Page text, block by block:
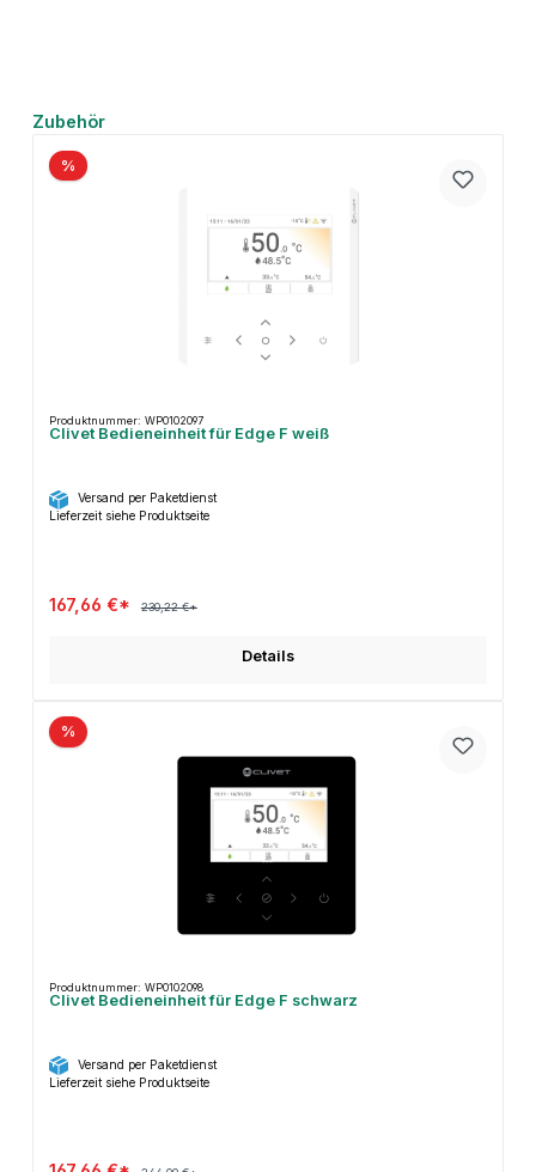
Produktgalerie überspringen
Zubehör
%
Produktnummer: WP0102097
Clivet Bedieneinheit für Edge F weiß
Versand per Paketdienst
Lieferzeit siehe Produktseite
167,66 €* 230,22 €*
Details
%
Produktnummer: WP0102098
Clivet Bedieneinheit für Edge F schwarz
Versand per Paketdienst
Lieferzeit siehe Produktseite